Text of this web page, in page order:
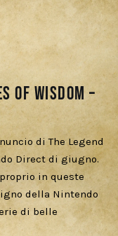
of Wisdom –
di The Legend
Direct di giugno.
in queste
della Nintendo
di belle